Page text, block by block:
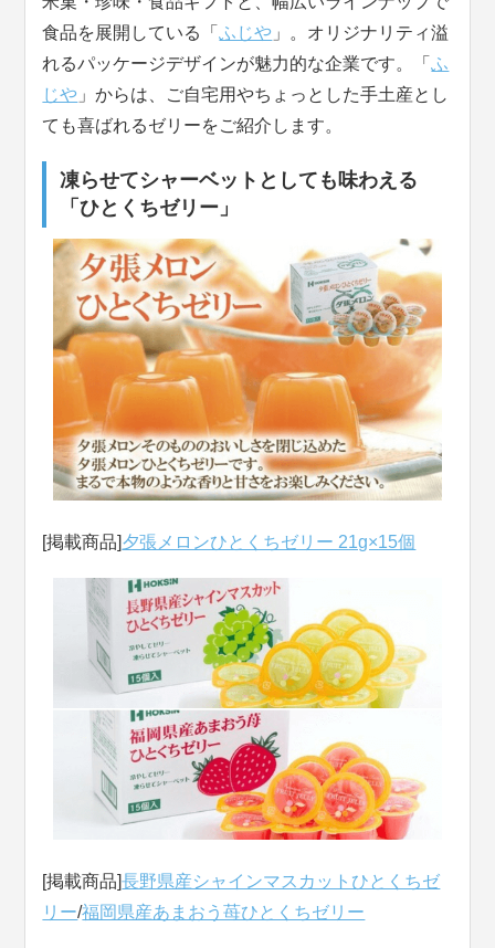
食品を展開している「ふじや 」。オリジナリティ溢
れるパッケージデザインが魅力的な企業です。「ふ
じや 」からは、ご自宅用やちょっとした手土産とし
ても喜ばれるゼリーをご紹介します。
凍らせてシャーベットとしても味わえる
「ひとくちゼリー」
[掲載商品]夕張メロンひとくちゼリー 21g×15個
[掲載商品]長野県産シャインマスカットひとくちゼ
リー/福岡県産あまおう苺ひとくちゼリー